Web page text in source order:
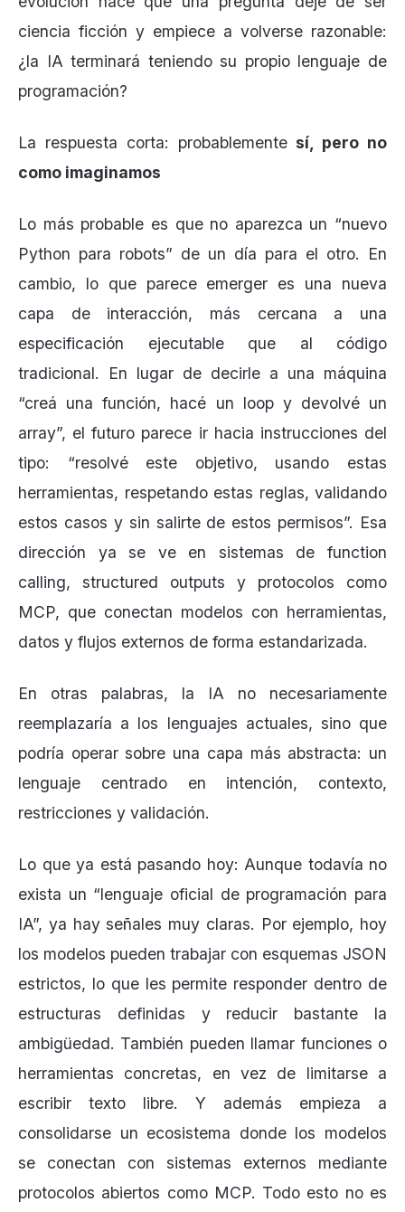
ciencia ficción y empiece a volverse razonable:
¿la IA terminará teniendo su propio lenguaje de
programación?
La respuesta corta: probablemente sí, pero no
como imaginamos
Lo más probable es que no aparezca un “nuevo
Python para robots” de un día para el otro. En
cambio, lo que parece emerger es una nueva
capa de interacción, más cercana a una
especificación ejecutable que al código
tradicional. En lugar de decirle a una máquina
“creá una función, hacé un loop y devolvé un
array”, el futuro parece ir hacia instrucciones del
tipo: “resolvé este objetivo, usando estas
herramientas, respetando estas reglas, validando
estos casos y sin salirte de estos permisos”. Esa
dirección ya se ve en sistemas de function
calling, structured outputs y protocolos como
MCP, que conectan modelos con herramientas,
datos y flujos externos de forma estandarizada.
En otras palabras, la IA no necesariamente
reemplazaría a los lenguajes actuales, sino que
podría operar sobre una capa más abstracta: un
lenguaje centrado en intención, contexto,
restricciones y validación.
Lo que ya está pasando hoy: Aunque todavía no
exista un “lenguaje oficial de programación para
IA”, ya hay señales muy claras. Por ejemplo, hoy
los modelos pueden trabajar con esquemas JSON
estrictos, lo que les permite responder dentro de
estructuras definidas y reducir bastante la
ambigüedad. También pueden llamar funciones o
herramientas concretas, en vez de limitarse a
escribir texto libre. Y además empieza a
consolidarse un ecosistema donde los modelos
se conectan con sistemas externos mediante
protocolos abiertos como MCP. Todo esto no es